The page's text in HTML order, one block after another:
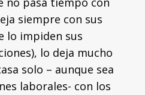
siempre con sus
lo impiden sus
lo deja mucho
solo – aunque sea
laborales- con los